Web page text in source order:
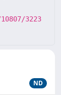
3223
ND